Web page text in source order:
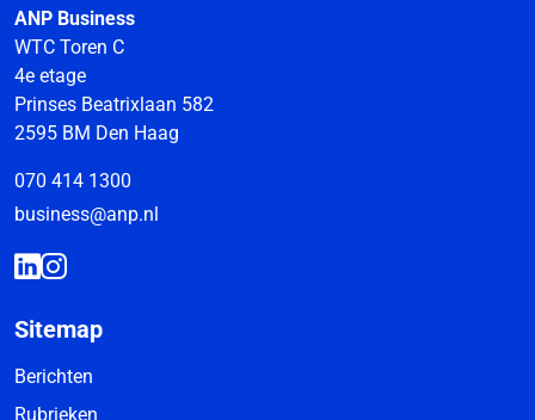
ANP Business
WTC Toren C
4e etage
Prinses Beatrixlaan 582
2595 BM Den Haag
070 414 1300
business@anp.nl
Sitemap
Berichten
Rubrieken